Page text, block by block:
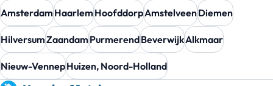
AmsterdamHaarlemHoofddorpAmstelveenDiemen
HilversumZaandamPurmerendBeverwijkAlkmaar
Nieuw-VennepHuizen, Noord-Holland